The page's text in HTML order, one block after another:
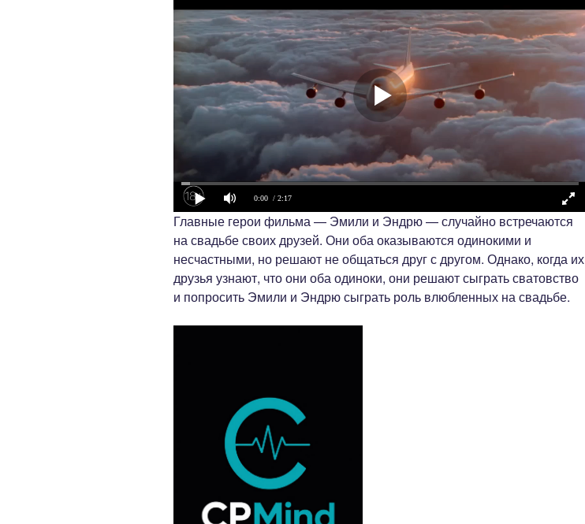
0:00 / 2:17
Главные герои фильма — Эмили и Эндрю — случайно встречаются
на свадьбе своих друзей. Они оба оказываются одинокими и
несчастными, но решают не общаться друг с другом. Однако, когда их
друзья узнают, что они оба одиноки, они решают сыграть сватовство
и попросить Эмили и Эндрю сыграть роль влюбленных на свадьбе.